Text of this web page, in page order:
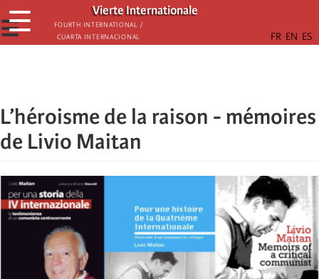
Skip
to
main
Vierte Internationale
Fourth International /
Cuarta Internacional
☰
☰
L’héroisme de la raison - mémoires
de Livio Maitan